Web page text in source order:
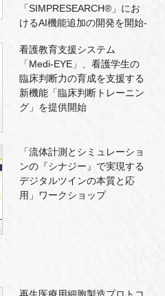
「SIMPRESEARCH®」にお
けるAI機能追加の開発を開始-
看護教育支援システム
「Medi-EYE」、看護学生の
臨床判断力の育成を支援する
新機能「臨床判断トレーニン
グ」を提供開始
「流体計測とシミュレーショ
ンの『シナジー』で実現する
デジタルツインの本質と応
用」ワークショップ